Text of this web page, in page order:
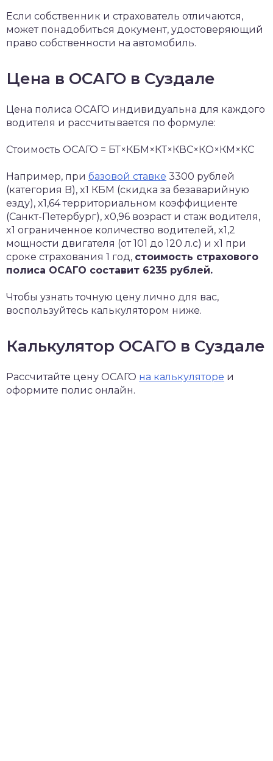
Если собственник и страхователь отличаются,
может понадобиться документ, удостоверяющий
право собственности на автомобиль.
Цена в ОСАГО в Суздале
Цена полиса ОСАГО индивидуальна для каждого
водителя и рассчитывается по формуле:
Стоимость ОСАГО = БТ×КБМ×КТ×КВС×КО×КМ×КС
Например, при базовой ставке 3300 рублей
(категория B), x1 КБМ (скидка за безаварийную
езду), x1,64 территориальном коэффициенте
(Санкт-Петербург), x0,96 возраст и стаж водителя,
x1 ограниченное количество водителей, x1,2
мощности двигателя (от 101 до 120 л.с) и x1 при
сроке страхования 1 год, стоимость страхового
полиса ОСАГО составит 6235 рублей.
Чтобы узнать точную цену лично для вас,
воспользуйтесь калькулятором ниже.
Калькулятор ОСАГО в Суздале
Рассчитайте цену ОСАГО на калькуляторе и
оформите полис онлайн.